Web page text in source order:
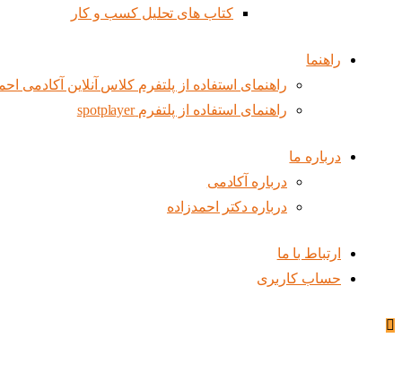
کتاب های تحلیل کسب و کار
راهنما
راهنمای استفاده از پلتفرم کلاس آنلاین آکادمی
راهنمای استفاده از پلتفرم spotplayer
درباره ما
درباره آکادمی
درباره دکتر احمدزاده
ارتباط با ما
حساب کاربری